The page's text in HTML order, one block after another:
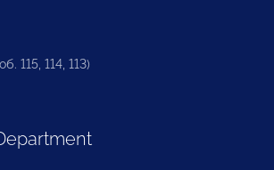
115, 114, 113)